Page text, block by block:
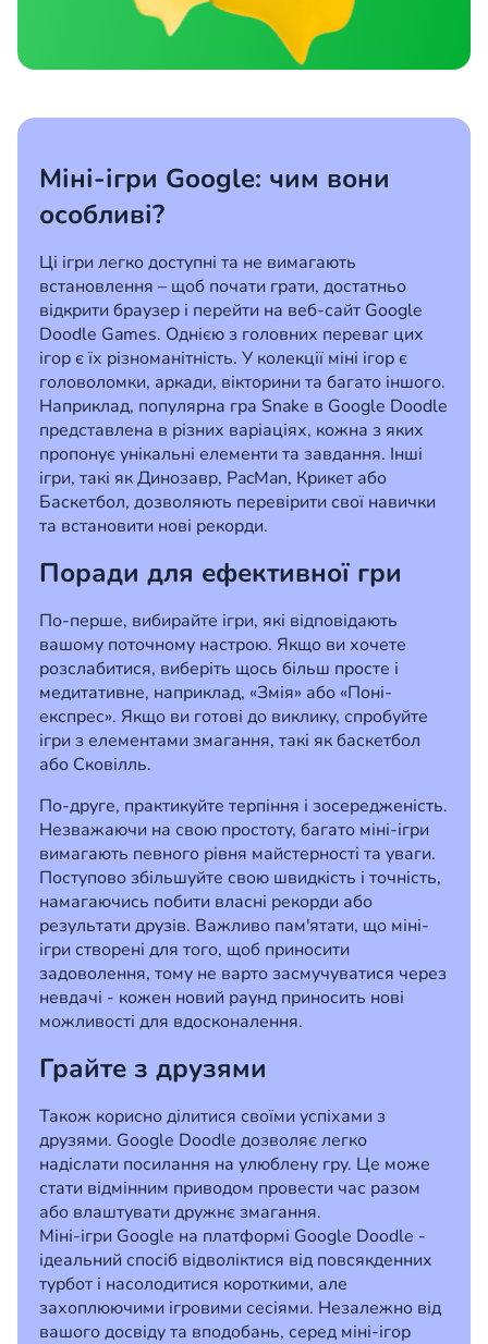
Міні-ігри Google: чим вони
особливі?
Ці ігри легко доступні та не вимагають
встановлення – щоб почати грати, достатньо
відкрити браузер і перейти на веб-сайт Google
Doodle Games. Однією з головних переваг цих
ігор є їх різноманітність. У колекції міні ігор є
головоломки, аркади, вікторини та багато іншого.
Наприклад, популярна гра Snake в Google Doodle
представлена в різних варіаціях, кожна з яких
пропонує унікальні елементи та завдання. Інші
ігри, такі як Динозавр, PacMan, Крикет або
Баскетбол, дозволяють перевірити свої навички
та встановити нові рекорди.
Поради для ефективної гри
По-перше, вибирайте ігри, які відповідають
вашому поточному настрою. Якщо ви хочете
розслабитися, виберіть щось більш просте і
медитативне, наприклад, «Змія» або «Поні-
експрес». Якщо ви готові до виклику, спробуйте
ігри з елементами змагання, такі як баскетбол
або Сковілль.
По-друге, практикуйте терпіння і зосередженість.
Незважаючи на свою простоту, багато міні-ігри
вимагають певного рівня майстерності та уваги.
Поступово збільшуйте свою швидкість і точність,
намагаючись побити власні рекорди або
результати друзів. Важливо пам'ятати, що міні-
ігри створені для того, щоб приносити
задоволення, тому не варто засмучуватися через
невдачі - кожен новий раунд приносить нові
можливості для вдосконалення.
Грайте з друзями
Також корисно ділитися своїми успіхами з
друзями. Google Doodle дозволяє легко
надіслати посилання на улюблену гру. Це може
стати відмінним приводом провести час разом
або влаштувати дружнє змагання.
Міні-ігри Google на платформі Google Doodle -
ідеальний спосіб відволіктися від повсякденних
турбот і насолодитися короткими, але
захоплюючими ігровими сесіями. Незалежно від
вашого досвіду та вподобань, серед міні-ігор